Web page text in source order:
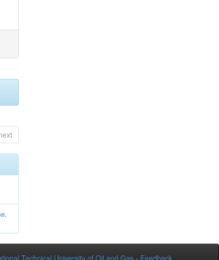
Technical University of Oil and Gas- Feedback